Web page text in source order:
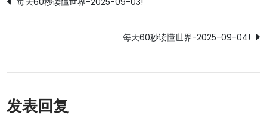
导
航
每天60秒读懂世界-2025-09-04!
发表回复